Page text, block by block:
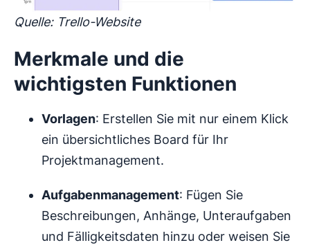
Quelle: Trello-Website
Merkmale und die
wichtigsten Funktionen
Vorlagen: Erstellen Sie mit nur einem Klick
ein übersichtliches Board für Ihr
Projektmanagement.
Aufgabenmanagement: Fügen Sie
Beschreibungen, Anhänge, Unteraufgaben
und Fälligkeitsdaten hinzu oder weisen Sie